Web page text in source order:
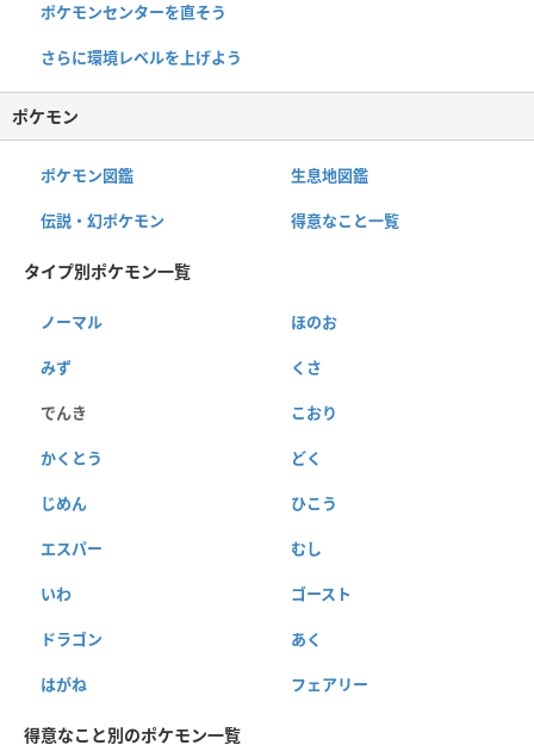
ポケモンセンターを直そう
さらに環境レベルを上げよう
ポケモン
ポケモン図鑑 生息地図鑑
伝説・幻ポケモン 得意なこと一覧
タイプ別ポケモン一覧
ノーマル ほのお
みず くさ
でんき こおり
かくとう どく
じめん ひこう
エスパー むし
いわ ゴースト
ドラゴン あく
はがね フェアリー
得意なこと別のポケモン一覧